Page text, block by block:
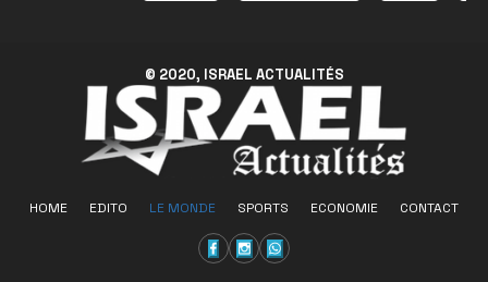
© 2020, ISRAEL ACTUALITÉS
HOME EDITO LE MONDE SPORTS ECONOMIE CONTACT